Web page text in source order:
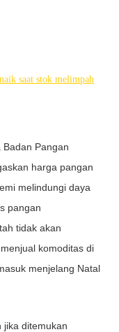
Pangan
harga pangan
melindungi daya
pangan
tidak akan
komoditas di
menjelang Natal
jika ditemukan